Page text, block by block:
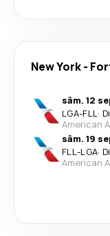
New York-
sâm. 12
LGA-FLL·
American
sâm. 19
FLL-LGA·
American